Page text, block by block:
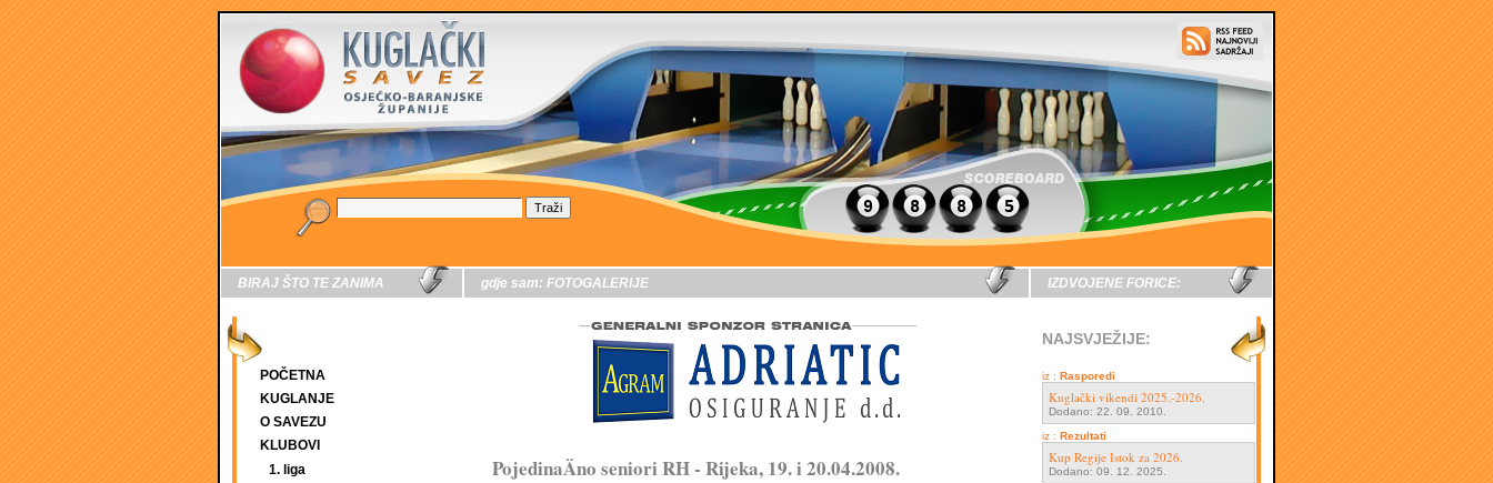
BIRAJ ŠTO TE ZANIMA
POČETNA
KUGLANJE
O SAVEZU
KLUBOVI
1. liga
gdje sam: FOTOGALERIJE
PojedinaÄno seniori RH - Rijeka, 19. i 20.04.2008.
IZDVOJENE FORICE:
NAJSVJEŽIJE:
iz : Rasporedi
Kuglački vikendi 2025.-2026.
Dodano: 22. 09. 2010.
iz : Rezultati
Kup Regije Istok za 2026.
Dodano: 09. 12. 2025.